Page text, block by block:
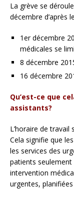
La grève se
décembre d’après
1er décembre
médicales se
8 décembre
16 décembre
Qu’est-ce que
assistants?
L’horaire de
Cela signifie que
les services des
patients
intervention
urgentes,